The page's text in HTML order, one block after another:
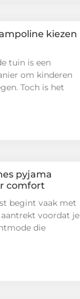
kiezen
tuin is een
om kinderen
Toch is het
pyjama
comfort
begint vaak met
voordat je
die